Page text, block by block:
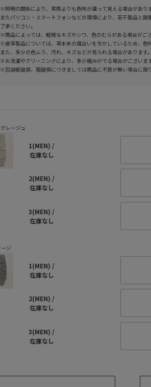
※照明の関係により、実際よりも色味が違って見える場合がありま
またパソコン・スマートフォンなどの環境により、若干製品と
了承ください。
※商品によっては、軽微なキズやシワ、色のむらがある場合がご
※皮革製品については、革本来の風合いを生かしているため、色
また、多少の色ムラ、汚れ、キズなどが見られる場合があります。
※お洗濯やクリーニングにより、多少縮みがでる場合がございます
※包装紙破損、箱破損につきましては商品に不良が無い場合に限
1(MEN) /
在庫なし
2(MEN) /
在庫なし
3(MEN) /
在庫なし
1(MEN) /
在庫なし
2(MEN) /
在庫なし
3(MEN) /
在庫なし